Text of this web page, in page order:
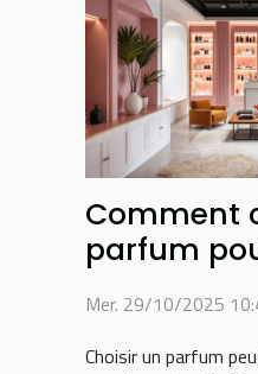
Comment
parfum
Mer. 29/10/2025
Choisir un parfum